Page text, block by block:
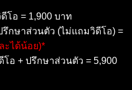
โอ = 1,900 บาท
รึกษาส่วนตัว (ไม่แถมวิดีโอ) =
ะได้น้อย)*
โอ + ปรึกษาส่วนตัว = 5,900